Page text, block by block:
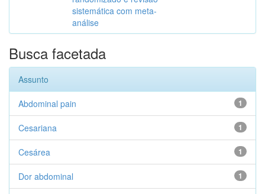
sistemática com meta-
análise
Busca facetada
Assunto
1
Abdominal pain
1
Cesariana
1
Cesárea
1
Dor abdominal